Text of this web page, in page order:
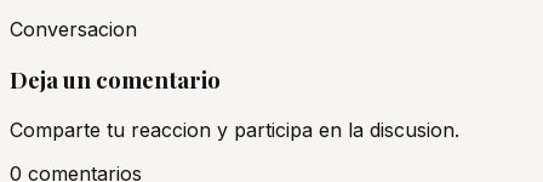
Conversacion
Deja un comentario
Comparte tu reaccion y participa en la discusion.
0 comentarios